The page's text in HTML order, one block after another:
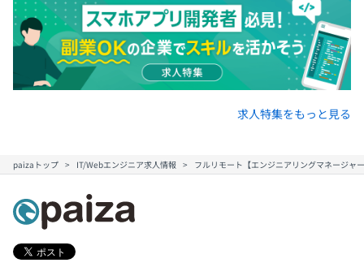
求人特集をもっと見る
paizaトップ IT/Webエンジニア求人情報 フルリモート【エンジニアリングマネージャ